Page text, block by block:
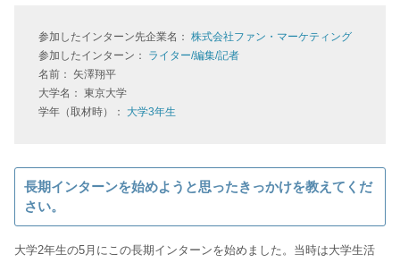
参加したインターン先企業名： 株式会社ファン・マーケティング
参加したインターン： ライター/編集/記者
名前： 矢澤翔平
大学名： 東京大学
学年（取材時）： 大学3年生
長期インターンを始めようと思ったきっかけを教えてくだ
さい。
大学2年生の5月にこの長期インターンを始めました。当時は大学生活